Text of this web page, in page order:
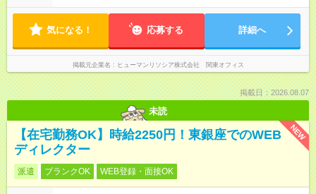
気になる！ 応募する 詳細へ
掲載元企業名 ヒューマンリソシア株式会社 関東オフィス
掲載日：2026.08.07
未読
NEW
【在宅勤務OK】時給2250円！東銀座でのWEB
ディレクター
派遣 ブランクOK WEB登録・面接OK